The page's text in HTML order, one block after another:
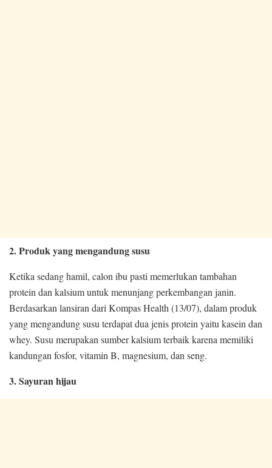
2. Produk yang mengandung susu
Ketika sedang hamil, calon ibu pasti memerlukan tambahan
protein dan kalsium untuk menunjang perkembangan janin.
Berdasarkan lansiran dari Kompas Health (13/07), dalam produk
yang mengandung susu terdapat dua jenis protein yaitu kasein dan
whey. Susu merupakan sumber kalsium terbaik karena memiliki
kandungan fosfor, vitamin B, magnesium, dan seng.
3. Sayuran hijau